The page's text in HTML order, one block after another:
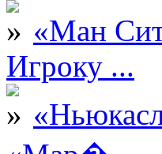
«Ман
Игроку ...